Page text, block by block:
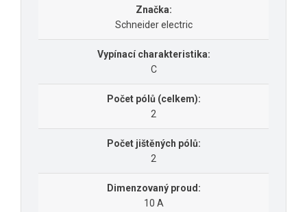
Značka:
Schneider electric
Vypínací charakteristika:
C
Počet pólů (celkem):
2
Počet jištěných pólů:
2
Dimenzovaný proud:
10 A